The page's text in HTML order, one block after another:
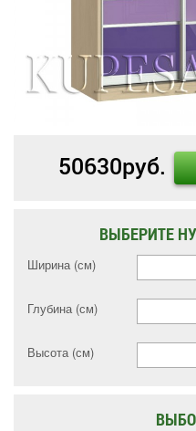
50630руб.
ВЫБЕРИТЕ
Ширина (см)
Глубина (см)
Высота (см)